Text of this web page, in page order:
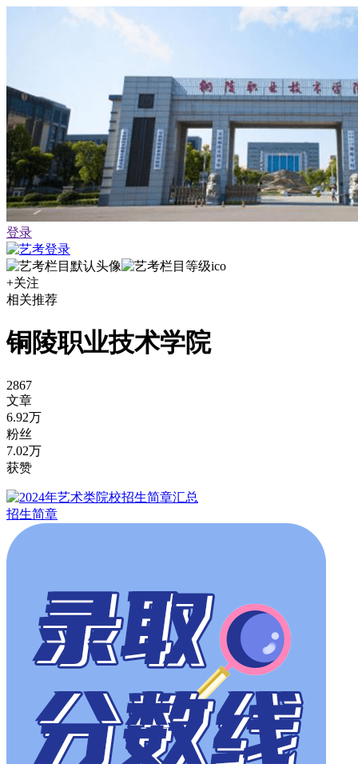
登录
+关注
相关推荐
铜陵职业技术学院
2867
文章
6.92万
粉丝
7.02万
获赞
招生简章